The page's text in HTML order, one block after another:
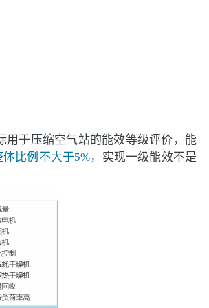
用于压缩空气站的能效等级评价，能
比例不大于5%，实现一级能效不是